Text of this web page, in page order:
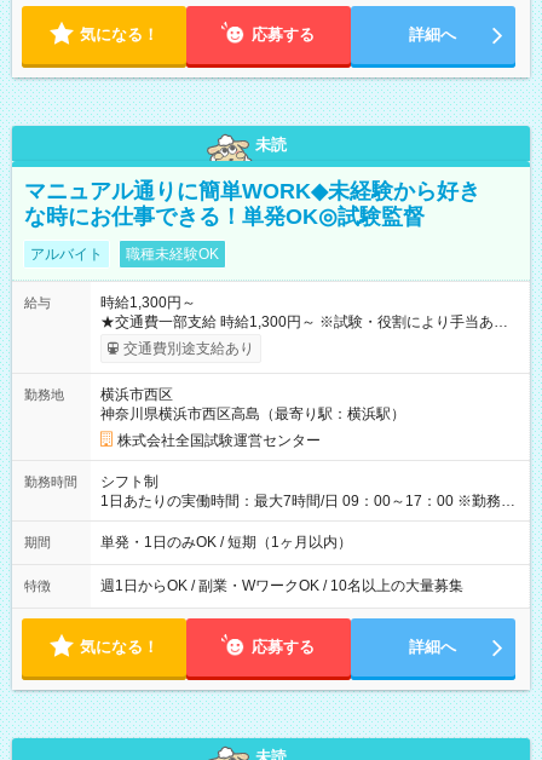
気になる！ 応募する 詳細へ
未読
マニュアル通りに簡単WORK◆未経験から好き
な時にお仕事できる！単発OK◎試験監督
アルバイト 職種未経験OK
給与
時給1,300円～
★交通費一部支給 時給1,300円～ ※試験・役割により手当あり
※勤務回数により昇給あり 【即給（前払い）オプションあ
り！】 希望される場合、勤務から1週間ほどで給与の一部を受け
例】 ・河合塾模擬試験 8:30～17:30（休憩1時間） 時給1,300円
×8時間＝日収10,400円＋交通費 ※当日の役割により時給＋100
円の場合あり ・国家試験 7:00～13:30（休憩なし） 時給1,300
円（役割手当＋100円）×6時間＝日収8,400円＋交通費 【試用期
間】試用期間なし
交通費別途支給あり
勤務地
横浜市西区
神奈川県横浜市西区高島（最寄り駅：横浜駅）
株式会社全国試験運営センター
勤務時間
シフト制
1日あたりの実働時間：最大7時間/日 09：00～17：00 ※勤務時
間は 試験により異なります。
期間 単発・1日のみOK / 短期（1ヶ月以内）
特徴 週1日からOK / 副業・WワークOK / 10名以上の大量募集
気になる！ 応募する 詳細へ